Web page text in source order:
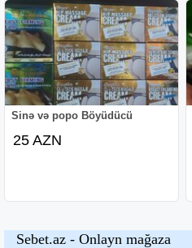
Sinə və popo Böyüdücü
25 AZN